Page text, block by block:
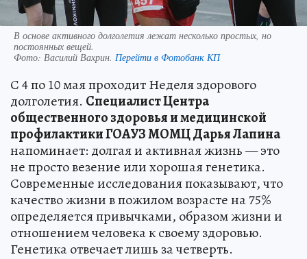
В основе активного долголетия лежат несколько простых, но
постоянных вещей.
Фото: Василий Вахрин. Перейти в Фотобанк КП
С 4 по 10 мая проходит Неделя здорового
долголетия. Специалист Центра
общественного здоровья и медицинской
профилактики ГОАУЗ МОМЦ Дарья Лапина
напоминает: долгая и активная жизнь — это
не просто везение или хорошая генетика.
Современные исследования показывают, что
качество жизни в пожилом возрасте на 75%
определяется привычками, образом жизни и
отношением человека к своему здоровью.
Генетика отвечает лишь за четверть.